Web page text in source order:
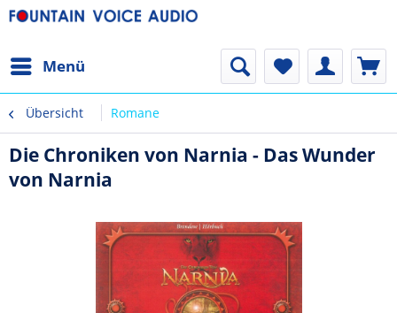
Menü
Übersicht Romane
Die Chroniken von Narnia - Das Wunder
von Narnia